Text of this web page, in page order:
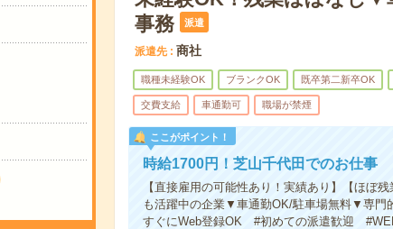
事務
派遣
派遣先 商社
職種未経験OK ブランクOK 既卒第二新卒OK
交費支給 車通勤可 職場が禁煙
ここがポイント！
時給1700円！芝山千代田でのお仕事
【直接雇用の可能性あり！実績あり】【ほ
も活躍中の企業▼車通勤OK/駐車場無料▼専門
すぐにWeb登録OK #初めての派遣歓迎